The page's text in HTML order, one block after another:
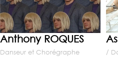
Anthony ROQUES
Danseur et Chorégraphe /